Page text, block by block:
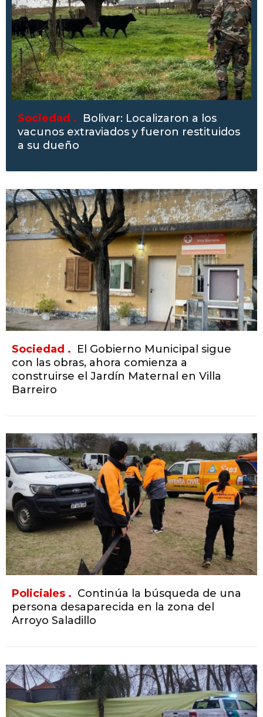
Sociedad . Bolivar: Localizaron a los
vacunos extraviados y fueron restituidos
a su dueño
Sociedad . El Gobierno Municipal sigue
con las obras, ahora comienza a
construirse el Jardín Maternal en Villa
Barreiro
Policiales . Continúa la búsqueda de una
persona desaparecida en la zona del
Arroyo Saladillo